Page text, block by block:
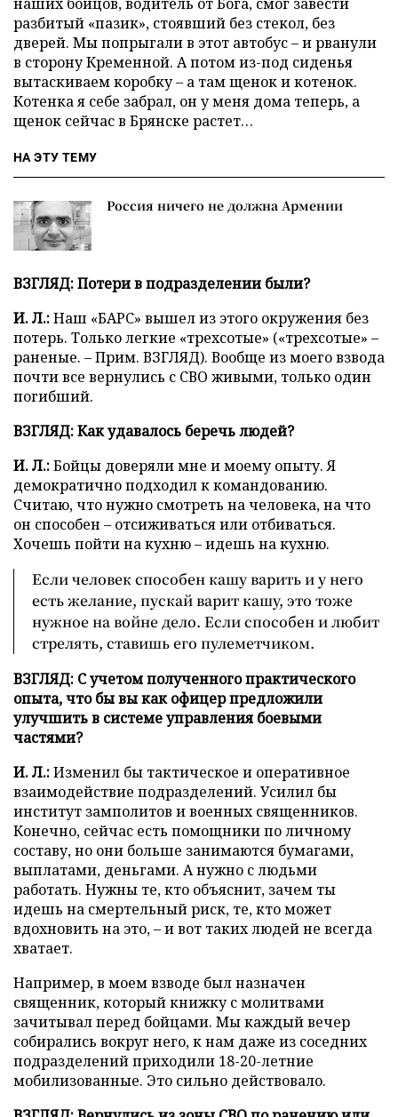
разбитый «пазик», стоявший без стекол, без
дверей. Мы попрыгали в этот автобус – и рванули
в сторону Кременной. А потом из-под сиденья
вытаскиваем коробку – а там щенок и котенок.
Котенка я себе забрал, он у меня дома теперь, а
щенок сейчас в Брянске растет…
НА ЭТУ ТЕМУ
Россия ничего не должна Армении
ВЗГЛЯД: Потери в подразделении были?
И. Л.:Наш «БАРС» вышел из этого окружения без
потерь. Только легкие «трехсотые» («трехсотые» –
раненые. – Прим. ВЗГЛЯД). Вообще из моего взвода
почти все вернулись с СВО живыми, только один
погибший.
ВЗГЛЯД: Как удавалось беречь людей?
И. Л.:Бойцы доверяли мне и моему опыту. Я
демократично подходил к командованию.
Считаю, что нужно смотреть на человека, на что
он способен – отсиживаться или отбиваться.
Хочешь пойти на кухню – идешь на кухню.
Если человек способен кашу варить и у него
есть желание, пускай варит кашу, это тоже
нужное на войне дело. Если способен и любит
стрелять, ставишь его пулеметчиком.
ВЗГЛЯД: С учетом полученного практического
опыта, что бы вы как офицер предложили
улучшить в системе управления боевыми
частями?
И. Л.:Изменил бы тактическое и оперативное
взаимодействие подразделений. Усилил бы
институт замполитов и военных священников.
Конечно, сейчас есть помощники по личному
составу, но они больше занимаются бумагами,
выплатами, деньгами. А нужно с людьми
работать. Нужны те, кто объяснит, зачем ты
идешь на смертельный риск, те, кто может
вдохновить на это, – и вот таких людей не всегда
хватает.
Например, в моем взводе был назначен
священник, который книжку с молитвами
зачитывал перед бойцами. Мы каждый вечер
собирались вокруг него, к нам даже из соседних
подразделений приходили 18-20-летние
мобилизованные. Это сильно действовало.